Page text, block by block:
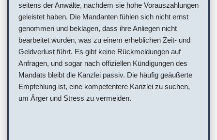
seitens der Anwälte, nachdem sie hohe Vorauszahlungen
geleistet haben. Die Mandanten fühlen sich nicht ernst
genommen und beklagen, dass ihre Anliegen nicht
bearbeitet wurden, was zu einem erheblichen Zeit- und
Geldverlust führt. Es gibt keine Rückmeldungen auf
Anfragen, und sogar nach offiziellen Kündigungen des
Mandats bleibt die Kanzlei passiv. Die häufig geäußerte
Empfehlung ist, eine kompetentere Kanzlei zu suchen,
um Ärger und Stress zu vermeiden.